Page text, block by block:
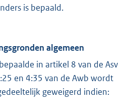
is bepaald.
algemeen
in artikel 8 van de Asv
en 4:35 van de Awb wordt
geweigerd indien: